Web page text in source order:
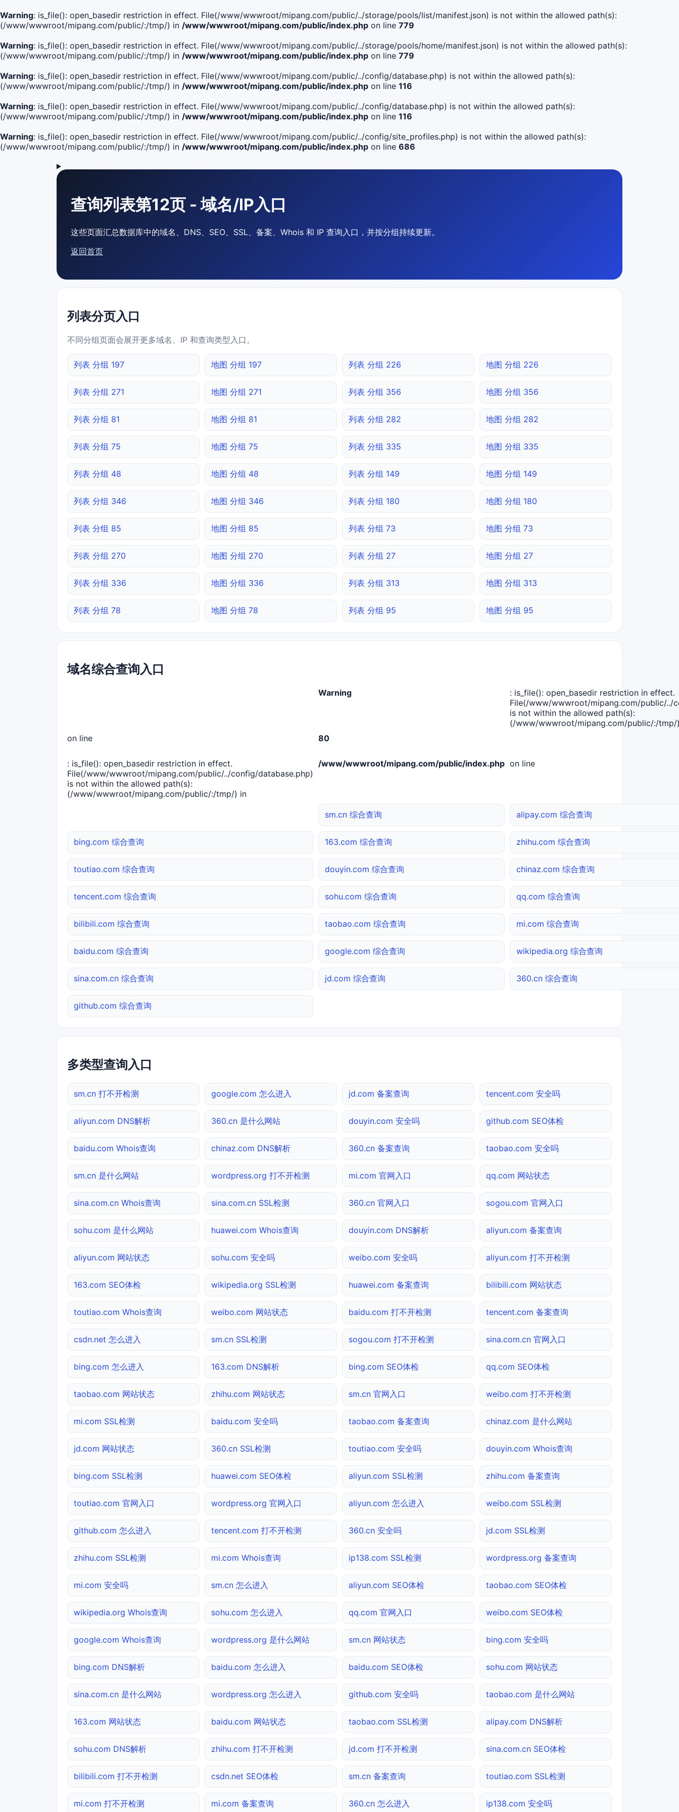
Warning: is_file(): open_basedir restriction in effect. File(/www/wwwroot/mipang.com/public/../storage/pools/list/manifest.json) is not within the allowed path(s):
(/www/wwwroot/mipang.com/public/:/tmp/) in /www/wwwroot/mipang.com/public/index.php on line 779
Warning: is_file(): open_basedir restriction in effect. File(/www/wwwroot/mipang.com/public/../storage/pools/home/manifest.json) is not within the allowed path(s):
(/www/wwwroot/mipang.com/public/:/tmp/) in /www/wwwroot/mipang.com/public/index.php on line 779
Warning: is_file(): open_basedir restriction in effect. File(/www/wwwroot/mipang.com/public/../config/database.php) is not within the allowed path(s):
(/www/wwwroot/mipang.com/public/:/tmp/) in /www/wwwroot/mipang.com/public/index.php on line 116
Warning: is_file(): open_basedir restriction in effect. File(/www/wwwroot/mipang.com/public/../config/database.php) is not within the allowed path(s):
(/www/wwwroot/mipang.com/public/:/tmp/) in /www/wwwroot/mipang.com/public/index.php on line 116
Warning: is_file(): open_basedir restriction in effect. File(/www/wwwroot/mipang.com/public/../config/site_profiles.php) is not within the allowed path(s):
(/www/wwwroot/mipang.com/public/:/tmp/) in /www/wwwroot/mipang.com/public/index.php on line 686
查询列表第12页 - 域名/IP入口
这些页面汇总数据库中的域名、DNS、SEO、SSL、备案、Whois 和 IP 查询入口，并按分组持续更新。
返回首页
列表分页入口
不同分组页面会展开更多域名、IP 和查询类型入口。
列表 分组 197 地图 分组 197 列表 分组 226 地图 分组 226
列表 分组 271 地图 分组 271 列表 分组 356 地图 分组 356
列表 分组 81 地图 分组 81 列表 分组 282 地图 分组 282
列表 分组 75 地图 分组 75 列表 分组 335 地图 分组 335
列表 分组 48 地图 分组 48 列表 分组 149 地图 分组 149
列表 分组 346 地图 分组 346 列表 分组 180 地图 分组 180
列表 分组 85 地图 分组 85 列表 分组 73 地图 分组 73
列表 分组 270 地图 分组 270 列表 分组 27 地图 分组 27
列表 分组 336 地图 分组 336 列表 分组 313 地图 分组 313
列表 分组 78 地图 分组 78 列表 分组 95 地图 分组 95
域名综合查询入口
Warning
: is_file(): open_basedir restriction in effect.
File(/www/wwwroot/mipang.com/public/../
is not within the allowed path(s):
(/www/wwwroot/mipang.com/public/:/tmp/
on line
80
: is_file(): open_basedir restriction in effect.
File(/www/wwwroot/mipang.com/public/../config/database.php)
is not within the allowed path(s):
(/www/wwwroot/mipang.com/public/:/tmp/) in
/www/wwwroot/mipang.com/public/index.php on line
sm.cn 综合查询 alipay.com 综合查询
bing.com 综合查询 163.com 综合查询 zhihu.com 综合查询
toutiao.com 综合查询 douyin.com 综合查询 chinaz.com 综合查询
tencent.com 综合查询 sohu.com 综合查询 qq.com 综合查询
bilibili.com 综合查询 taobao.com 综合查询 mi.com 综合查询
baidu.com 综合查询 google.com 综合查询 wikipedia.org 综合查询
sina.com.cn 综合查询 jd.com 综合查询 360.cn 综合查询
github.com 综合查询
多类型查询入口
sm.cn 打不开检测 google.com 怎么进入 jd.com 备案查询 tencent.com 安全吗
aliyun.com DNS解析 360.cn 是什么网站 douyin.com 安全吗 github.com SEO体检
baidu.com Whois查询 chinaz.com DNS解析 360.cn 备案查询 taobao.com 安全吗
sm.cn 是什么网站 wordpress.org 打不开检测 mi.com 官网入口 qq.com 网站状态
sina.com.cn Whois查询 sina.com.cn SSL检测 360.cn 官网入口 sogou.com 官网入口
sohu.com 是什么网站 huawei.com Whois查询 douyin.com DNS解析 aliyun.com 备案查询
aliyun.com 网站状态 sohu.com 安全吗 weibo.com 安全吗 aliyun.com 打不开检测
163.com SEO体检 wikipedia.org SSL检测 huawei.com 备案查询 bilibili.com 网站状态
toutiao.com Whois查询 weibo.com 网站状态 baidu.com 打不开检测 tencent.com 备案查询
csdn.net 怎么进入 sm.cn SSL检测 sogou.com 打不开检测 sina.com.cn 官网入口
bing.com 怎么进入 163.com DNS解析 bing.com SEO体检 qq.com SEO体检
taobao.com 网站状态 zhihu.com 网站状态 sm.cn 官网入口 weibo.com 打不开检测
mi.com SSL检测 baidu.com 安全吗 taobao.com 备案查询 chinaz.com 是什么网站
jd.com 网站状态 360.cn SSL检测 toutiao.com 安全吗 douyin.com Whois查询
bing.com SSL检测 huawei.com SEO体检 aliyun.com SSL检测 zhihu.com 备案查询
toutiao.com 官网入口 wordpress.org 官网入口 aliyun.com 怎么进入 weibo.com SSL检测
github.com 怎么进入 tencent.com 打不开检测 360.cn 安全吗 jd.com SSL检测
zhihu.com SSL检测 mi.com Whois查询 ip138.com SSL检测 wordpress.org 备案查询
mi.com 安全吗 sm.cn 怎么进入 aliyun.com SEO体检 taobao.com SEO体检
wikipedia.org Whois查询 sohu.com 怎么进入 qq.com 官网入口 weibo.com SEO体检
google.com Whois查询 wordpress.org 是什么网站 sm.cn 网站状态 bing.com 安全吗
bing.com DNS解析 baidu.com 怎么进入 baidu.com SEO体检 sohu.com 网站状态
sina.com.cn 是什么网站 wordpress.org 怎么进入 github.com 安全吗 taobao.com 是什么网站
163.com 网站状态 baidu.com 网站状态 taobao.com SSL检测 alipay.com DNS解析
sohu.com DNS解析 zhihu.com 打不开检测 jd.com 打不开检测 sina.com.cn SEO体检
bilibili.com 打不开检测 csdn.net SEO体检 sm.cn 备案查询 toutiao.com SSL检测
mi.com 打不开检测 mi.com 备案查询 360.cn 怎么进入 ip138.com 安全吗